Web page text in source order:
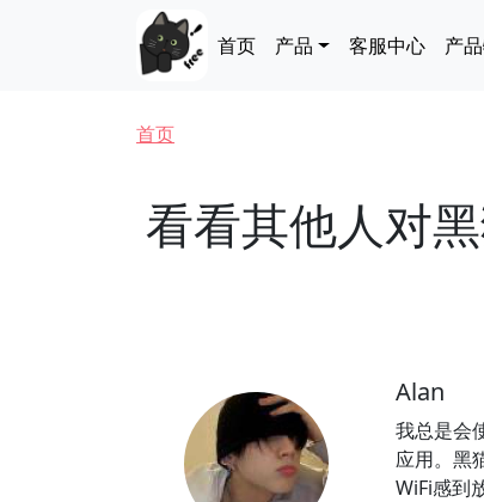
Main navigation
首页 产品 客服中心 产
面包屑
首页
看看其他人对
Alan
我总是会
应用。黑
WiFi感到